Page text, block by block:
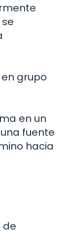
grupo
en un
fuente
hacia
de